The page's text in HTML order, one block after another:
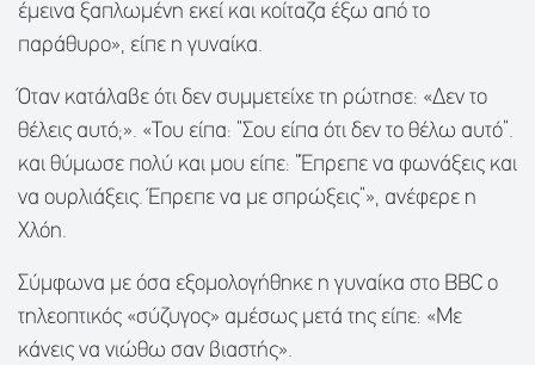
έμεινα ξαπλωμένη εκεί και κοίταζα έξω από το
παράθυρο», είπε η γυναίκα.
Όταν κατάλαβε ότι δεν συμμετείχε τη ρώτησε: «Δεν το
θέλεις αυτό;». «Του είπα: “Σου είπα ότι δεν το θέλω αυτό”.
και θύμωσε πολύ και μου είπε: “Έπρεπε να φωνάξεις και
να ουρλιάξεις. Έπρεπε να με σπρώξεις”», ανέφερε η
Χλόη.
Σύμφωνα με όσα εξομολογήθηκε η γυναίκα στο BBC ο
τηλεοπτικός «σύζυγος» αμέσως μετά της είπε: «Με
κάνεις να νιώθω σαν βιαστής».